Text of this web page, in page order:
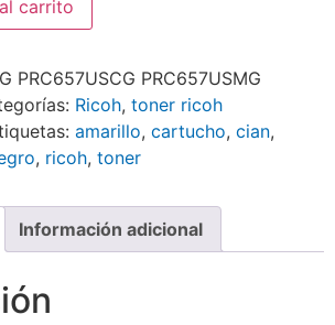
carrito
PRC657USCG PRC657USMG
Ricoh, toner ricoh
amarillo, cartucho, cian,
, ricoh, toner
Información adicional